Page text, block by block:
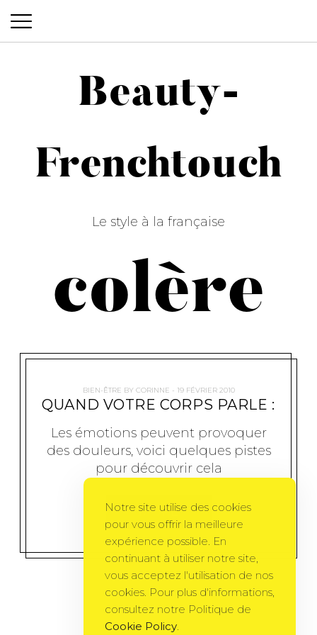
Beauty-Frenchtouch
Beauty-
Frenchtouch
Le style à la française
colère
BIEN-ÊTRE BY CORINNE 19 FÉVRIER 2010
QUAND VOTRE CORPS PARLE :
Les émotions peuvent provoquer
des douleurs, voici quelques pistes
pour découvrir cela
MORE
Notre site utilise des cookies
pour vous offrir la meilleure
expérience possible. En
continuant à utiliser notre site,
vous acceptez l'utilisation de nos
cookies. Pour plus d'informations,
consultez notre Politique de
Cookie Policy.